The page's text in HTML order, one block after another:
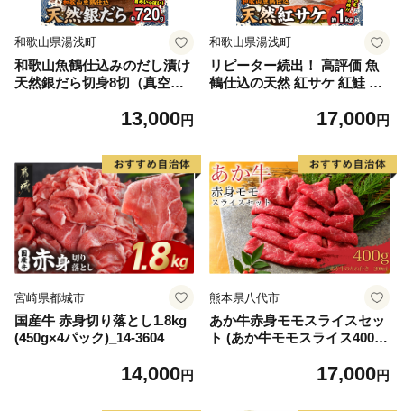
和歌山県湯浅町
和歌山魚鶴仕込みのだし漬け
天然銀だら切身8切（真空パ
製法 良質な脂 ふっくら 柔ら
ぶ だし漬け 煮付け ムニエル
味噌漬け 鍋物 冷凍 湯浅町 送
料無料_G7334
13,000円
和歌山県湯浅町
リピーター続出！ 高評価 魚
鶴仕込の天然 紅サケ 紅鮭 鮭
レビュー高評価 小分け 真空
海鮮 魚介 食品 食べ物 おかず
お弁当 水産加工品 冷凍 グル
メ お取り寄せ 和歌山県 湯浅
町 送料無料_G7317
17,000円
宮崎県都城市
国産牛 赤身切り落とし1.8kg
(450g×4パック)_14-3604
14,000円
熊本県八代市
あか牛赤身モモスライスセッ
ト (あか牛モモスライス400
17,000円